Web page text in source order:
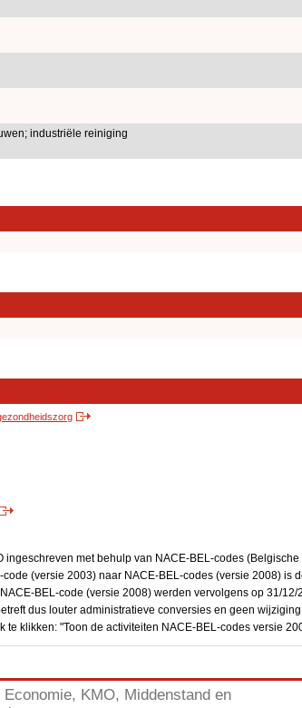
industriële reiniging
ingeschreven met behulp van NACE-BEL-codes
(versie 2003) naar NACE-BEL-codes (versie 2008) is
BEL-code (versie 2008) werden vervolgens op 31/
dus louter administratieve conversies en geen
te klikken: "Toon de activiteiten NACE-BEL-codes versie
Economie, KMO, Middenstand en